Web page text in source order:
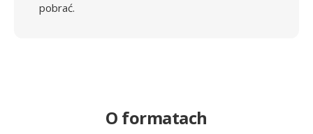
pobrać.
O formatach